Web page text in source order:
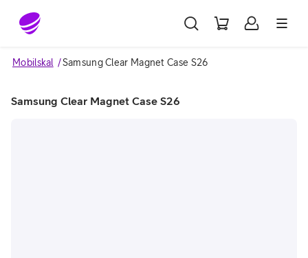
Gå till sidans innehåll
Mobilskal Samsung Clear Magnet Case S26
Samsung Clear Magnet Case S26